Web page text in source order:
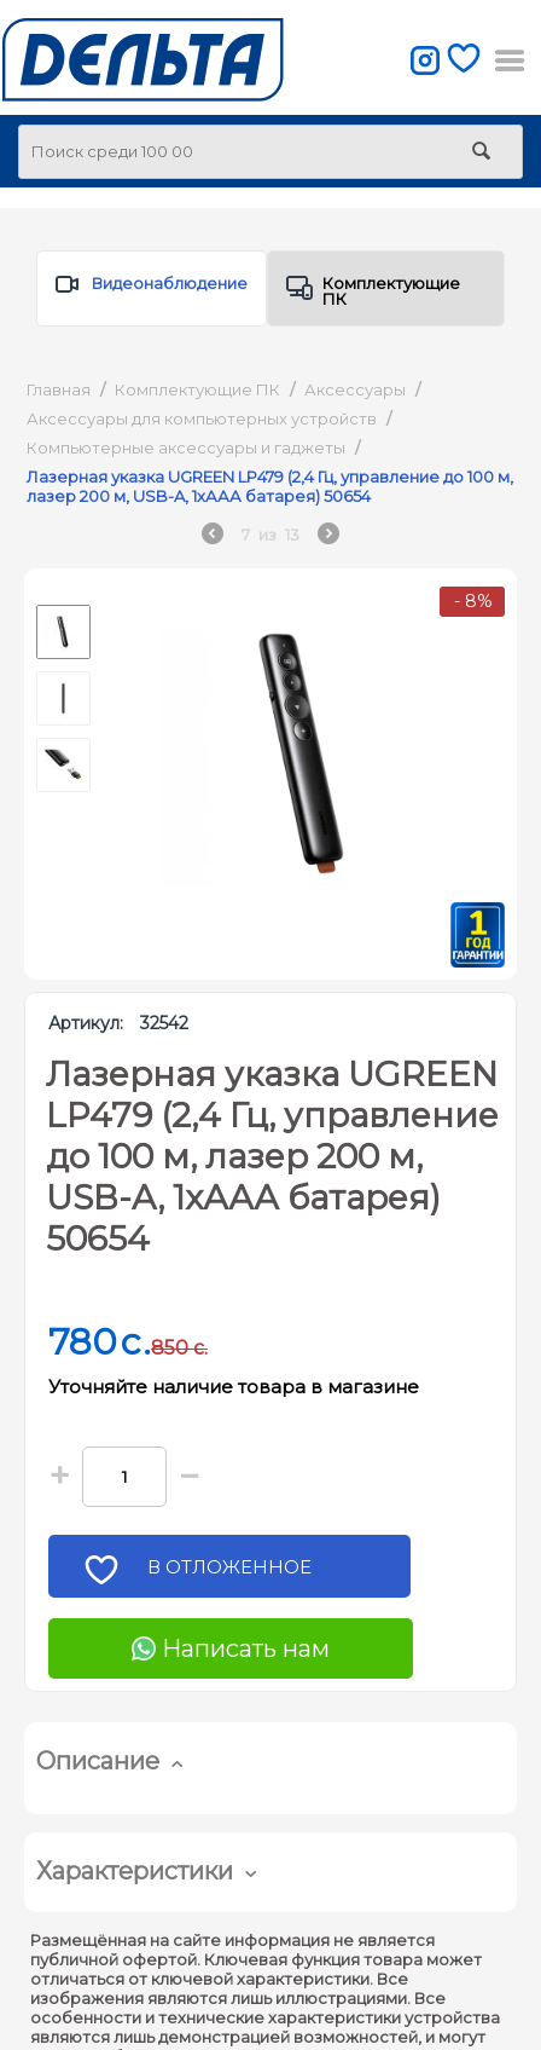
Видеонаблюдение
Комплектующие
ПК
Главная / Комплектующие ПК / Аксессуары /
Аксессуары для компьютерных устройств /
Компьютерные аксессуары и гаджеты /
Лазерная указка UGREEN LP479 (2,4 Гц, управление до 100 м,
лазер 200 м, USB-A, 1хААА батарея) 50654
7 из 13
- 8%
Артикул: 32542
Лазерная указка UGREEN
LP479 (2,4 Гц, управление
до 100 м, лазер 200 м,
USB-A, 1хААА батарея)
50654
780c.
Уточняйте наличие товара в магазине
850 c.
+ −
В ОТЛОЖЕННОЕ
Написать нам
Описание
Характеристики
Дальность управления : 100 метров
Расстояние видимости
лазера :
200 метров
Размещённая на сайте информация не является
публичной офертой. Ключевая функция товара может
отличаться от ключевой характеристики. Все
изображения являются лишь иллюстрациями. Все
особенности и технические характеристики устройства
являются лишь демонстрацией возможностей, и могут